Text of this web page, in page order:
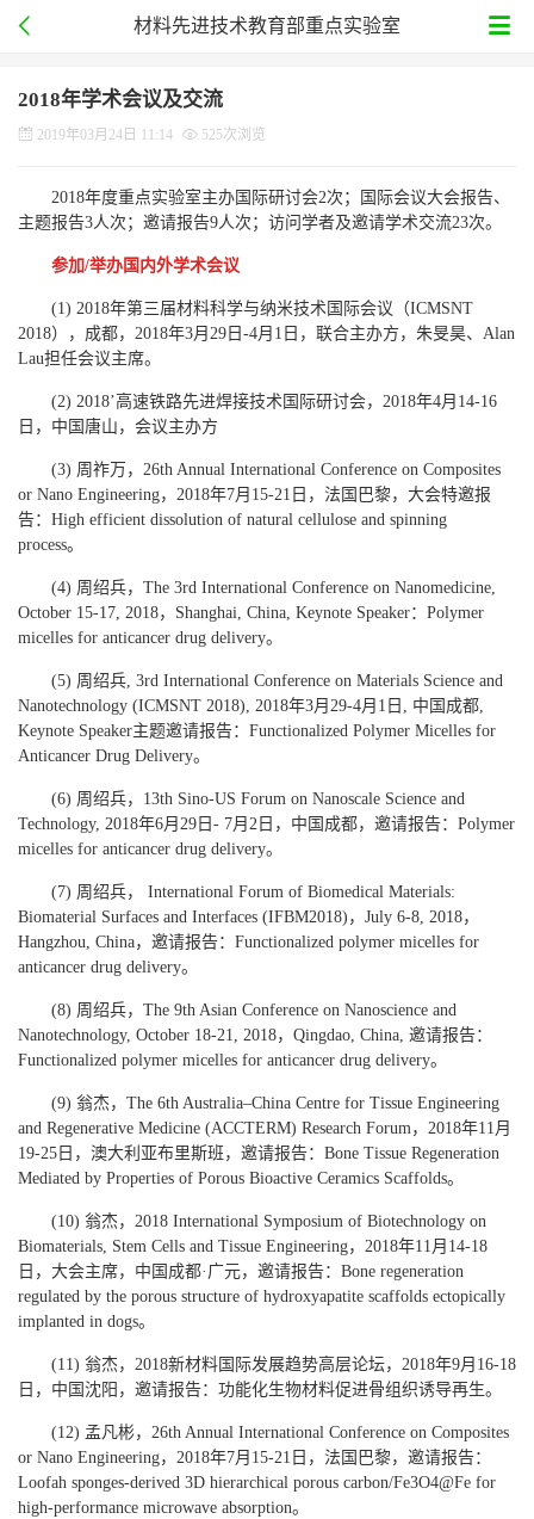
材料先进技术教育部重点实验室
2018年学术会议及交流
2019年03月24日 11:14 525次浏览
2018年度重点实验室主办国际研讨会2次；国际会议大会报告、
主题报告3人次；邀请报告9人次；访问学者及邀请学术交流23次。
参加/举办国内外学术会议
(1) 2018年第三届材料科学与纳米技术国际会议（ICMSNT
2018），成都，2018年3月29日-4月1日，联合主办方，朱旻昊、Alan
Lau担任会议主席。
(2) 2018’高速铁路先进焊接技术国际研讨会，2018年4月14-16
日，中国唐山，会议主办方
(3) 周祚万，26th Annual International Conference on Composites
or Nano Engineering，2018年7月15-21日，法国巴黎，大会特邀报
告：High efficient dissolution of natural cellulose and spinning
process。
(4) 周绍兵，The 3rd International Conference on Nanomedicine,
October 15-17, 2018，Shanghai, China, Keynote Speaker：Polymer
micelles for anticancer drug delivery。
(5) 周绍兵, 3rd International Conference on Materials Science and
Nanotechnology (ICMSNT 2018), 2018年3月29-4月1日, 中国成都,
Keynote Speaker主题邀请报告：Functionalized Polymer Micelles for
Anticancer Drug Delivery。
(6) 周绍兵，13th Sino-US Forum on Nanoscale Science and
Technology, 2018年6月29日- 7月2日，中国成都，邀请报告：Polymer
micelles for anticancer drug delivery。
(7) 周绍兵， International Forum of Biomedical Materials:
Biomaterial Surfaces and Interfaces (IFBM2018)，July 6-8, 2018，
Hangzhou, China，邀请报告：Functionalized polymer micelles for
anticancer drug delivery。
(8) 周绍兵，The 9th Asian Conference on Nanoscience and
Nanotechnology, October 18-21, 2018，Qingdao, China, 邀请报告：
Functionalized polymer micelles for anticancer drug delivery。
(9) 翁杰，The 6th Australia–China Centre for Tissue Engineering
and Regenerative Medicine (ACCTERM) Research Forum，2018年11月
19-25日，澳大利亚布里斯班，邀请报告：Bone Tissue Regeneration
Mediated by Properties of Porous Bioactive Ceramics Scaffolds。
(10) 翁杰，2018 International Symposium of Biotechnology on
Biomaterials, Stem Cells and Tissue Engineering，2018年11月14-18
日，大会主席，中国成都·广元，邀请报告：Bone regeneration
regulated by the porous structure of hydroxyapatite scaffolds ectopically
implanted in dogs。
(11) 翁杰，2018新材料国际发展趋势高层论坛，2018年9月16-18
日，中国沈阳，邀请报告：功能化生物材料促进骨组织诱导再生。
(12) 孟凡彬，26th Annual International Conference on Composites
or Nano Engineering，2018年7月15-21日，法国巴黎，邀请报告：
Loofah sponges-derived 3D hierarchical porous carbon/Fe3O4@Fe for
high-performance microwave absorption。